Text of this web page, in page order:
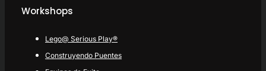
Workshops
Lego@ Serious Play®
Construyendo Puentes